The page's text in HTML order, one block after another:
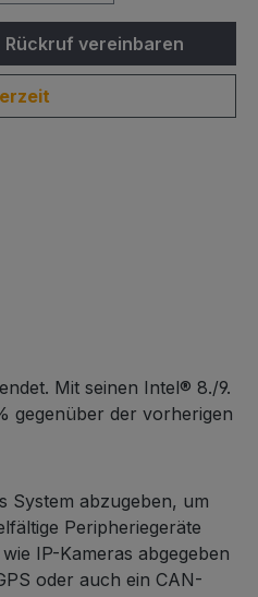
Rückruf vereinbaren
Mit seinen Intel® 8./9.
gegenüber der vorherigen
System abzugeben, um
Peripheriegeräte
IP-Kameras abgegeben
oder auch ein CAN-